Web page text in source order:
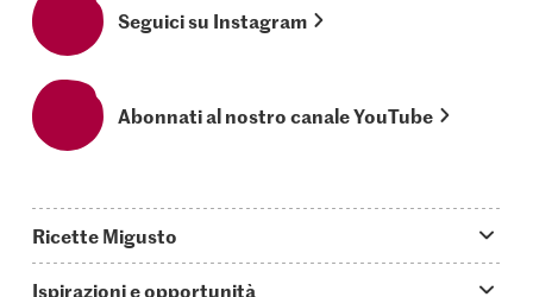
Seguici su Instagram
Abonnati al nostro canale YouTube
Ricette Migusto
Ispirazioni e opportunità